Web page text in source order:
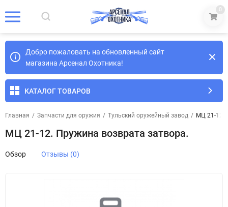
0
Добро пожаловать на обновленный сайт
магазина Арсенал Охотника!
КАТАЛОГ ТОВАРОВ
Главная / Запчасти для оружия / Тульский оружейный завод / МЦ 21-12.
МЦ 21-12. Пружина возврата затвора.
Обзор Отзывы (0)